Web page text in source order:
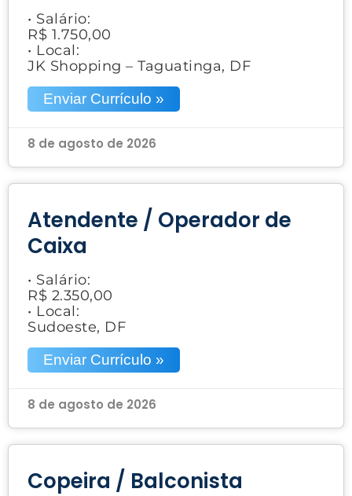
• Salário:
R$ 1.750,00
• Local:
JK Shopping – Taguatinga, DF
Enviar Currículo »
8 de agosto de 2026
Atendente / Operador de
Caixa
• Salário:
R$ 2.350,00
• Local:
Sudoeste, DF
Enviar Currículo »
8 de agosto de 2026
Copeira / Balconista